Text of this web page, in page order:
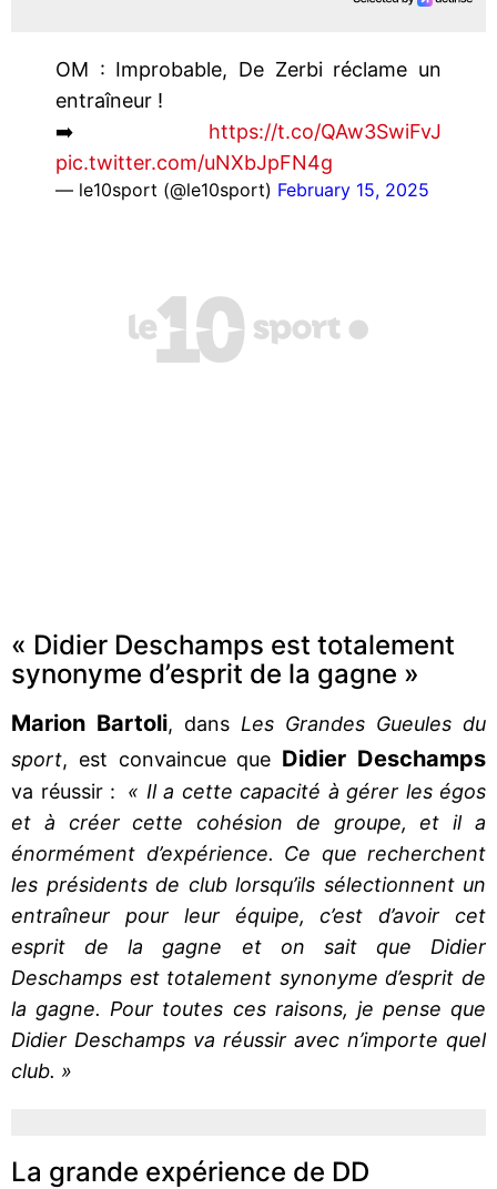
OM : Improbable, De Zerbi réclame un
entraîneur !
➡️ https://t.co/QAw3SwiFvJ
pic.twitter.com/uNXbJpFN4g
— le10sport (@le10sport) February 15, 2025
« Didier Deschamps est totalement
synonyme d’esprit de la gagne »
Marion Bartoli, dans Les Grandes Gueules du
sport, est convaincue que Didier Deschamps
va réussir : « Il a cette capacité à gérer les égos
et à créer cette cohésion de groupe, et il a
énormément d’expérience. Ce que recherchent
les présidents de club lorsqu’ils sélectionnent un
entraîneur pour leur équipe, c’est d’avoir cet
esprit de la gagne et on sait que Didier
Deschamps est totalement synonyme d’esprit de
la gagne. Pour toutes ces raisons, je pense que
Didier Deschamps va réussir avec n’importe quel
club. »
La grande expérience de DD